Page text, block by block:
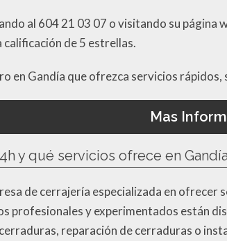
al 604 21 03 07 o visitando su
calificación de 5 estrellas.
en Gandía que ofrezca servicios
Mas
y qué servicios ofrece en
de cerrajería especializada en
profesionales y experimentados están
reparación de cerraduras o